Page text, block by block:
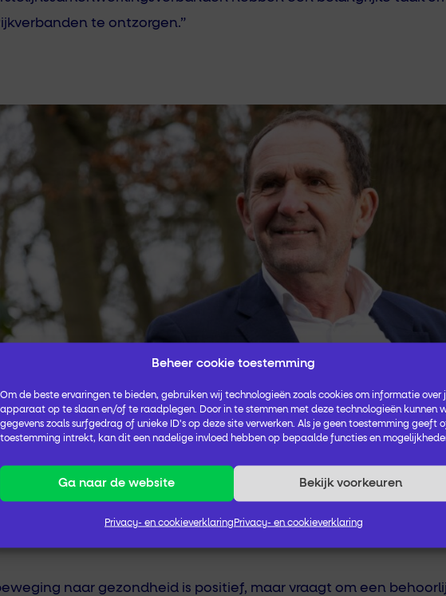
Beheer cookie toestemming
Om de beste ervaringen te bieden, gebruiken wij technologieën zoals cookies om informatie over
apparaat op te slaan en/of te raadplegen. Door in te stemmen met deze technologieën kunnen
gegevens zoals surfgedrag of unieke ID's op deze site verwerken. Als je geen toestemming geeft
toestemming intrekt, kan dit een nadelige invloed hebben op bepaalde functies en
Ga naar de website Bekijk voorkeuren
Privacy- en cookieverklaring Privacy- en cookieverklaring
te ontzorgen.”
manier van werken
naar gezondheid is positief, maar vraagt om een